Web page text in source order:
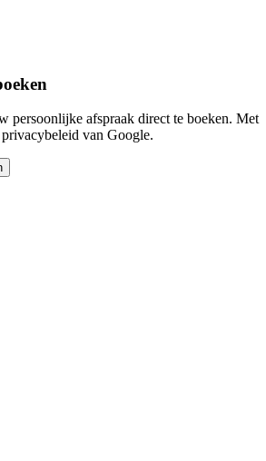
persoonlijke afspraak direct te boeken. Met
van Google.